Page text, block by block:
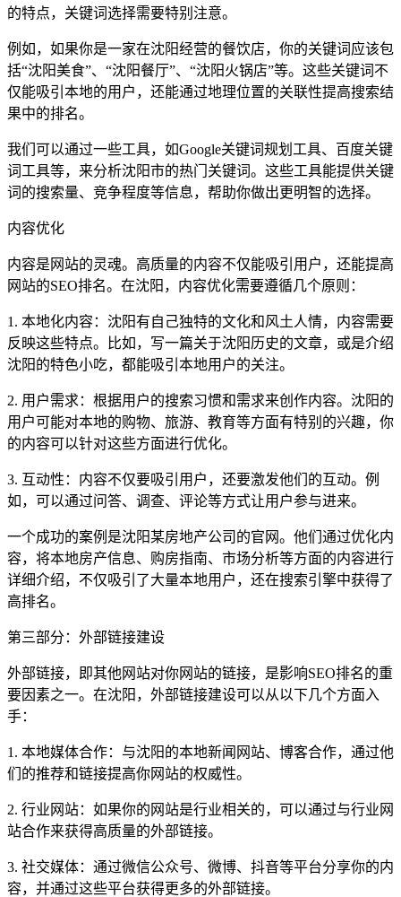
的特点，关键词选择需要特别注意。
例如，如果你是一家在沈阳经营的餐饮店，你的关键词应该包
括“沈阳美食”、“沈阳餐厅”、“沈阳火锅店”等。这些关键词不
仅能吸引本地的用户，还能通过地理位置的关联性提高搜索结
果中的排名。
我们可以通过一些工具，如Google关键词规划工具、百度关键
词工具等，来分析沈阳市的热门关键词。这些工具能提供关键
词的搜索量、竞争程度等信息，帮助你做出更明智的选择。
内容优化
内容是网站的灵魂。高质量的内容不仅能吸引用户，还能提高
网站的SEO排名。在沈阳，内容优化需要遵循几个原则：
1. 本地化内容：沈阳有自己独特的文化和风土人情，内容需要
反映这些特点。比如，写一篇关于沈阳历史的文章，或是介绍
沈阳的特色小吃，都能吸引本地用户的关注。
2. 用户需求：根据用户的搜索习惯和需求来创作内容。沈阳的
用户可能对本地的购物、旅游、教育等方面有特别的兴趣，你
的内容可以针对这些方面进行优化。
3. 互动性：内容不仅要吸引用户，还要激发他们的互动。例
如，可以通过问答、调查、评论等方式让用户参与进来。
一个成功的案例是沈阳某房地产公司的官网。他们通过优化内
容，将本地房产信息、购房指南、市场分析等方面的内容进行
详细介绍，不仅吸引了大量本地用户，还在搜索引擎中获得了
高排名。
第三部分：外部链接建设
外部链接，即其他网站对你网站的链接，是影响SEO排名的重
要因素之一。在沈阳，外部链接建设可以从以下几个方面入
手：
1. 本地媒体合作：与沈阳的本地新闻网站、博客合作，通过他
们的推荐和链接提高你网站的权威性。
2. 行业网站：如果你的网站是行业相关的，可以通过与行业网
站合作来获得高质量的外部链接。
3. 社交媒体：通过微信公众号、微博、抖音等平台分享你的内
容，并通过这些平台获得更多的外部链接。